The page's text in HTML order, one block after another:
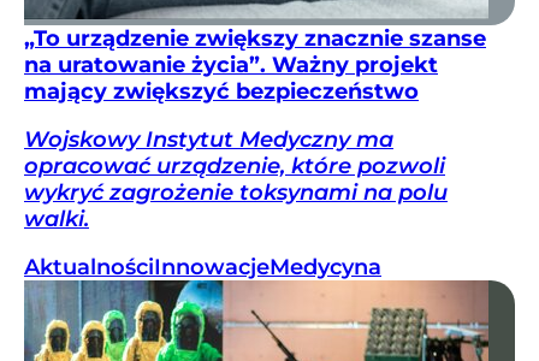
„To urządzenie zwiększy znacznie szanse
na uratowanie życia”. Ważny projekt
mający zwiększyć bezpieczeństwo
Wojskowy Instytut Medyczny ma
opracować urządzenie, które pozwoli
wykryć zagrożenie toksynami na polu
walki.
AktualnościInnowacjeMedycyna